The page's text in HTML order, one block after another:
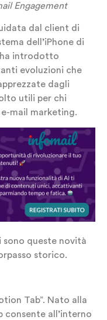
Engagement
dal client di
dell’iPhone di
ha introdotto
evoluzioni che
dagli
utili per chi
mail marketing.
sono queste novità
storico.
Tab”. Nato alla
consente all’interno